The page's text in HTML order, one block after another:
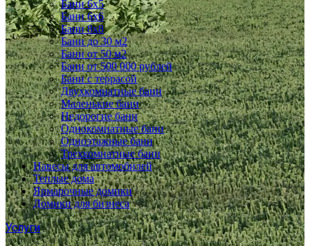
Бани 6х5
Бани 6х6
Бани 8x8
Бани до 30 м2
Бани от 50 м2
Бани от 500 000 рублей
Бани с террасой
Двухкомнатные бани
Маленькие бани
Недорогие бани
Однокомнатные бани
Одноэтажные бани
Трехкомнатные бани
Навесы для автомобилей
Теплые дома
Ярмарочные домики
Домики для бизнеса
Услуги